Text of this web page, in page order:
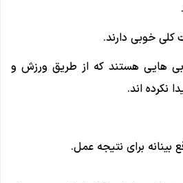
کلی خوبی دارند.
هایی هستند که از طریق ورزش و
نکرده اند.
بینانه برای نتیجه عمل.